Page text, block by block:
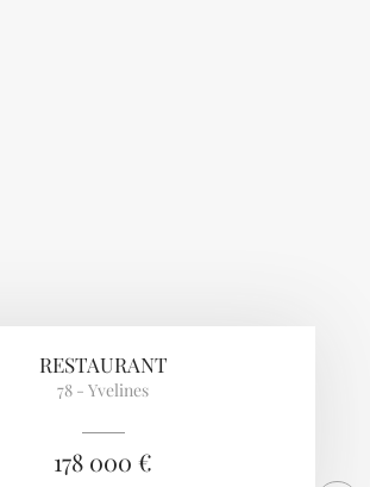
RESTAURANT
78 - Yvelines
178 000 €